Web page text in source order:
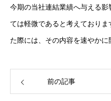
IR
今期の当社連結業績へ与える
ては軽微であると考えており
た際には、その内容を速やかに
前の記事